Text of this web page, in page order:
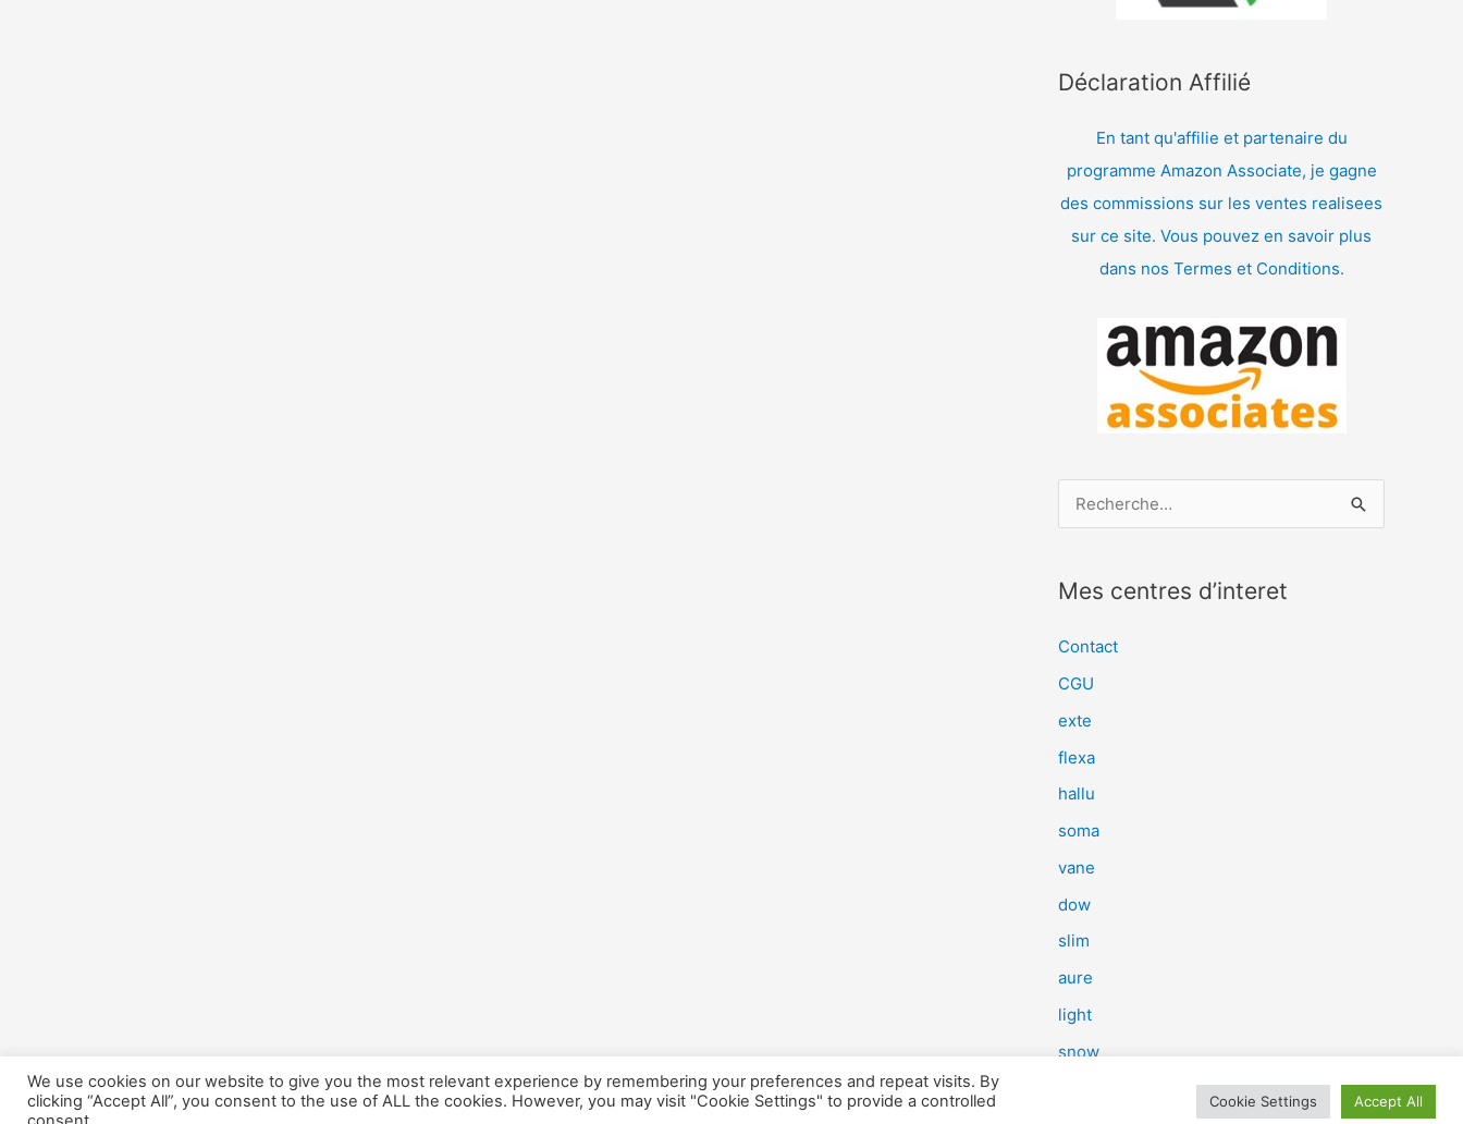
Déclaration Affilié
En tant qu'affilie et partenaire du
programme Amazon Associate, je gagne
des commissions sur les ventes realisees
sur ce site. Vous pouvez en savoir plus
dans nos Termes et Conditions.
e
e
r
:
Mes centres d’interet
Contact
CGU
exte
flexa
hallu
soma
vane
dow
slim
aure
light
snow
We use cookies on our website to give you the most relevant experience by remembering your preferences and repeat visits. By
clicking “Accept All”, you consent to the use of ALL the cookies. However, you may visit "Cookie Settings" to provide a controlled
Cookie Settings Accept All